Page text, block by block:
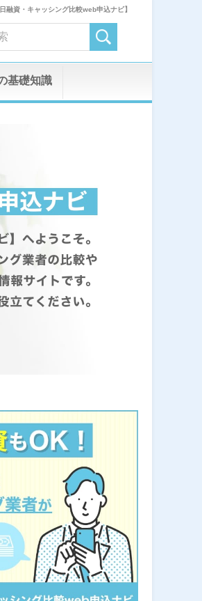
資・キャッシング比較web申込ナビ】
基礎知識